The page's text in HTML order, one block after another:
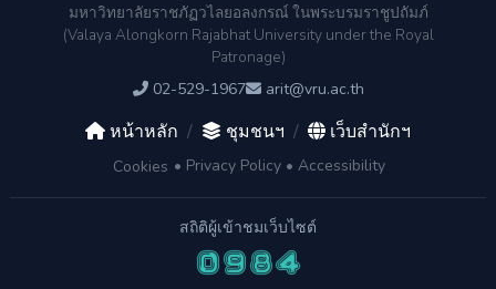
มหาวิทยาลัยราชภัฏวไลยอลงกรณ์ ในพระบรมราชูปถัมภ์
(Valaya Alongkorn Rajabhat University under the Royal
Patronage)
02-529-1967
arit@vru.ac.th
หน้าหลัก / ชุมชนฯ / เว็บสำนักฯ
Cookies • Privacy Policy • Accessibility
สถิติผู้เข้าชมเว็บไซต์